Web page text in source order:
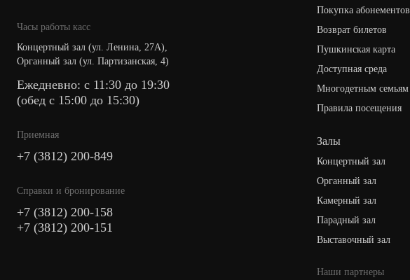
Часы работы касс
Концертный зал (ул. Ленина, 27А),
Органный зал (ул. Партизанская, 4)
Ежедневно: с 11:30 до 19:30
(обед с 15:00 до 15:30)
Приемная
+7 (3812) 200-849
Cправки и бронирование
+7 (3812) 200-158
+7 (3812) 200-151
Покупка абонементов
Возврат билетов
Пушкинская карта
Доступная среда
Многодетным семьям
Правила посещения
Залы
Концертный зал
Органный зал
Камерный зал
Парадный зал
Выставочный зал
Наши партнеры